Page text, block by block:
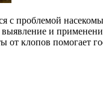
с проблемой
и
клопов помогает